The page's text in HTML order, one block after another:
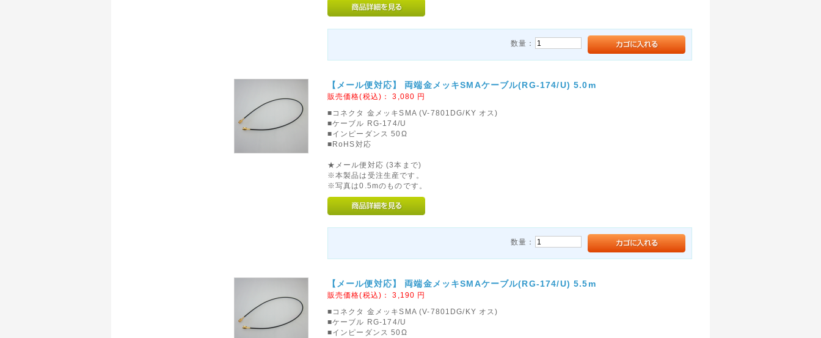
数量：
【メール便対応】 両端金メッキSMAケーブル(RG-174/U) 5.0m
販売価格(税込)：3,080 円
■コネクタ 金メッキSMA (V-7801DG/KY オス)
■ケーブル RG-174/U
■インピーダンス 50Ω
■RoHS対応
★メール便対応 (3本まで)
※本製品は受注生産です。
※写真は0.5mのものです。
数量：
【メール便対応】 両端金メッキSMAケーブル(RG-174/U) 5.5m
販売価格(税込)：3,190 円
■コネクタ 金メッキSMA (V-7801DG/KY オス)
■ケーブル RG-174/U
■インピーダンス 50Ω